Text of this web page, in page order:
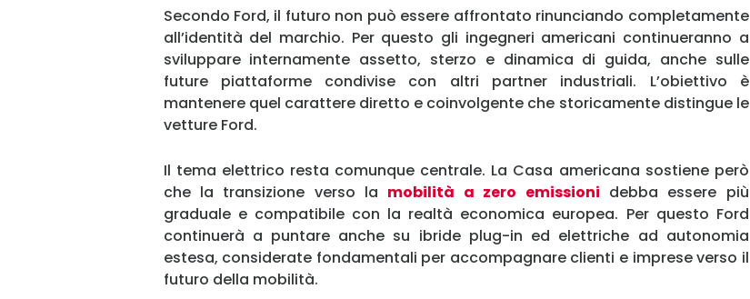
Secondo Ford, il futuro non può essere affrontato rinunciando completamente
all’identità del marchio. Per questo gli ingegneri americani continueranno a
sviluppare internamente assetto, sterzo e dinamica di guida, anche sulle
future piattaforme condivise con altri partner industriali. L’obiettivo è
mantenere quel carattere diretto e coinvolgente che storicamente distingue le
vetture Ford.
Il tema elettrico resta comunque centrale. La Casa americana sostiene però
che la transizione verso la mobilità a zero emissioni debba essere più
graduale e compatibile con la realtà economica europea. Per questo Ford
continuerà a puntare anche su ibride plug-in ed elettriche ad autonomia
estesa, considerate fondamentali per accompagnare clienti e imprese verso il
futuro della mobilità.